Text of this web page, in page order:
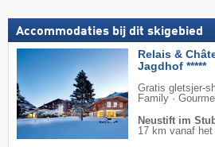
Accommodaties bij dit skigebied
Relais &
Jagdhof *****
Gratis gletsjer-
Family ·
Neustift im
17 km vanaf het